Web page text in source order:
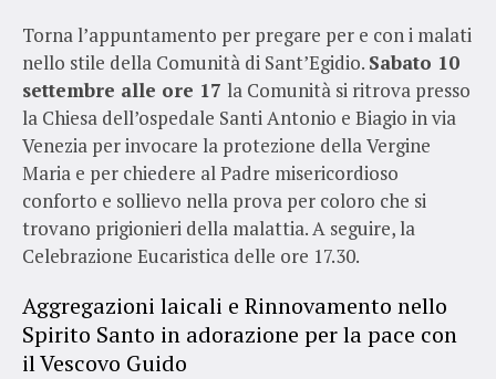
Torna l’appuntamento per pregare per e con i malati
nello stile della Comunità di Sant’Egidio. Sabato 10
settembre alle ore 17 la Comunità si ritrova presso
la Chiesa dell’ospedale Santi Antonio e Biagio in via
Venezia per invocare la protezione della Vergine
Maria e per chiedere al Padre misericordioso
conforto e sollievo nella prova per coloro che si
trovano prigionieri della malattia. A seguire, la
Celebrazione Eucaristica delle ore 17.30.
Aggregazioni laicali e Rinnovamento nello
Spirito Santo in adorazione per la pace con
il Vescovo Guido